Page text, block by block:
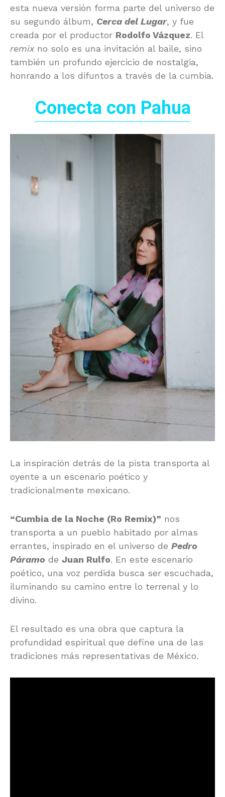
esta nueva versión forma parte del universo de
su segundo álbum, Cerca del Lugar, y fue
creada por el productor Rodolfo Vázquez. El
remixno solo es una invitación al baile, sino
también un profundo ejercicio de nostalgia,
honrando a los difuntos a través de la cumbia.
Conecta con Pahua
La inspiración detrás de la pista transporta al
oyente a un escenario poético y
tradicionalmente mexicano.
“Cumbia de la Noche (Ro Remix)” nos
transporta a un pueblo habitado por almas
errantes, inspirado en el universo de Pedro
Páramo de Juan Rulfo. En este escenario
poético, una voz perdida busca ser escuchada,
iluminando su camino entre lo terrenal y lo
divino.
El resultado es una obra que captura la
profundidad espiritual que define una de las
tradiciones más representativas de México.